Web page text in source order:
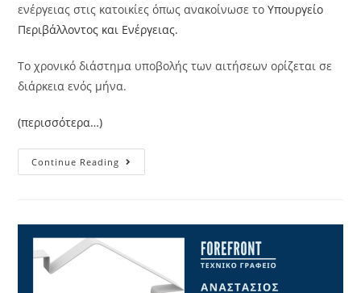
ενέργειας στις κατοικίες όπως ανακοίνωσε τοΥπουργείο
Περιβάλλοντος και Ενέργειας.
Το χρονικό διάστημα υποβολής των αιτήσεων ορίζεται σε
διάρκεια ενός μήνα.
(περισσότερα…)
Continue Reading